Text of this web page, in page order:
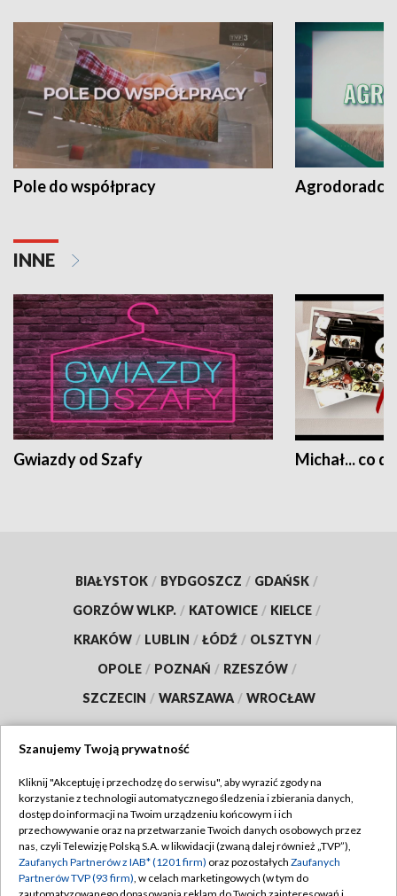
Pole do współpracy Agrodoradcy
INNE
Gwiazdy od Szafy Michał... co
BIAŁYSTOK / BYDGOSZCZ / GDAŃSK /
GORZÓW WLKP. / KATOWICE / KIELCE /
KRAKÓW / LUBLIN / ŁÓDŹ / OLSZTYN /
OPOLE / POZNAŃ / RZESZÓW /
SZCZECIN / WARSZAWA / WROCŁAW
Dołącz do nas:
TVP
Abonament TVP
Emisja w TVP
Regulamin TVP
Polityka prywatności
Szanujemy Twoją prywatność
Kliknij "Akceptuję i przechodzę do serwisu", aby wyrazić zgody na
korzystanie z technologii automatycznego śledzenia i zbierania danych,
dostęp do informacji na Twoim urządzeniu końcowym i ich
przechowywanie oraz na przetwarzanie Twoich danych osobowych przez
nas, czyli Telewizję Polską S.A. w likwidacji (zwaną dalej również „TVP”),
Zaufanych Partnerów z IAB* (1201 firm) oraz pozostałych Zaufanych
Partnerów TVP (93 firm), w celach marketingowych (w tym do